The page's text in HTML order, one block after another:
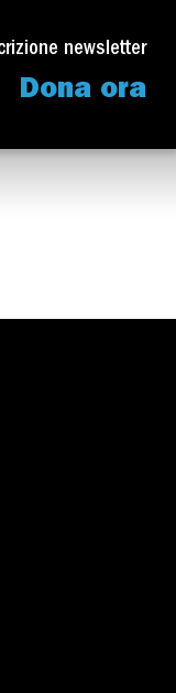
newsletter
Dona ora